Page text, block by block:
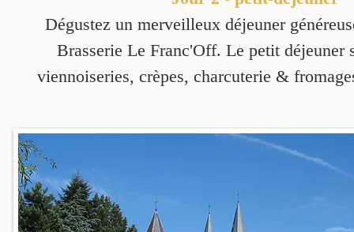
Dégustez un merveilleux déjeuner
Brasserie Le Franc'Off. Le petit déjeuner
viennoiseries, crèpes, charcuterie &